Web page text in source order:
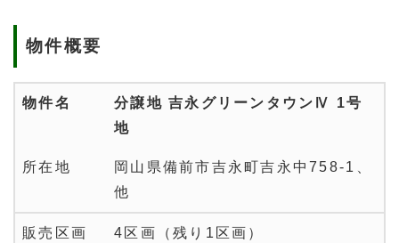
物件概要
物件名
分譲地 吉永グリーンタウンⅣ 1号
地
所在地
岡山県備前市吉永町吉永中758-1、
他
販売区画
4区画（残り1区画）